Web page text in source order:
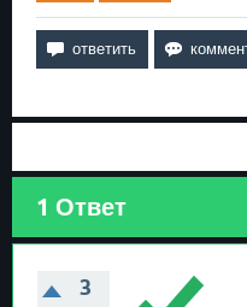
1 Ответ
3